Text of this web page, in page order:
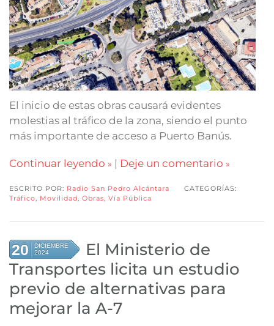
El inicio de estas obras causará evidentes
molestias al tráfico de la zona, siendo el punto
más importante de acceso a Puerto Banús.
Continuar leyendo | Deje un comentario
ESCRITO POR: Radio San Pedro Alcántara
CATEGORÍAS:
Tráfico, Movilidad, Obras, Vía Pública
20
DICIEMBRE
2024
El Ministerio de
Transportes licita un estudio
previo de alternativas para
mejorar la A-7